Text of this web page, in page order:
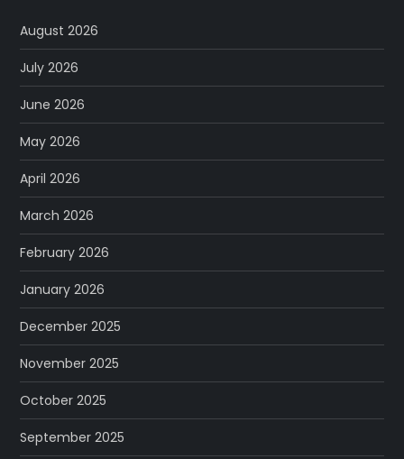
August 2026
July 2026
June 2026
May 2026
April 2026
March 2026
February 2026
January 2026
December 2025
November 2025
October 2025
September 2025